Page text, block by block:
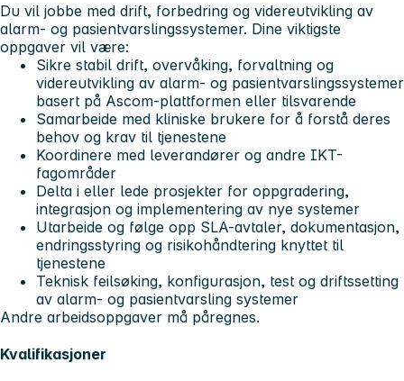
Du vil jobbe med drift, forbedring og videreutvikling av
alarm- og pasientvarslingssystemer. Dine viktigste
oppgaver vil være:
Sikre stabil drift, overvåking, forvaltning og
videreutvikling av alarm- og pasientvarslingssystemer
basert på Ascom-plattformen eller tilsvarende
Samarbeide med kliniske brukere for å forstå deres
behov og krav til tjenestene
Koordinere med leverandører og andre IKT-
fagområder
Delta i eller lede prosjekter for oppgradering,
integrasjon og implementering av nye systemer
Utarbeide og følge opp SLA-avtaler, dokumentasjon,
endringsstyring og risikohåndtering knyttet til
tjenestene
Teknisk feilsøking, konfigurasjon, test og driftssetting
av alarm- og pasientvarsling systemer
Andre arbeidsoppgaver må påregnes.
Kvalifikasjoner